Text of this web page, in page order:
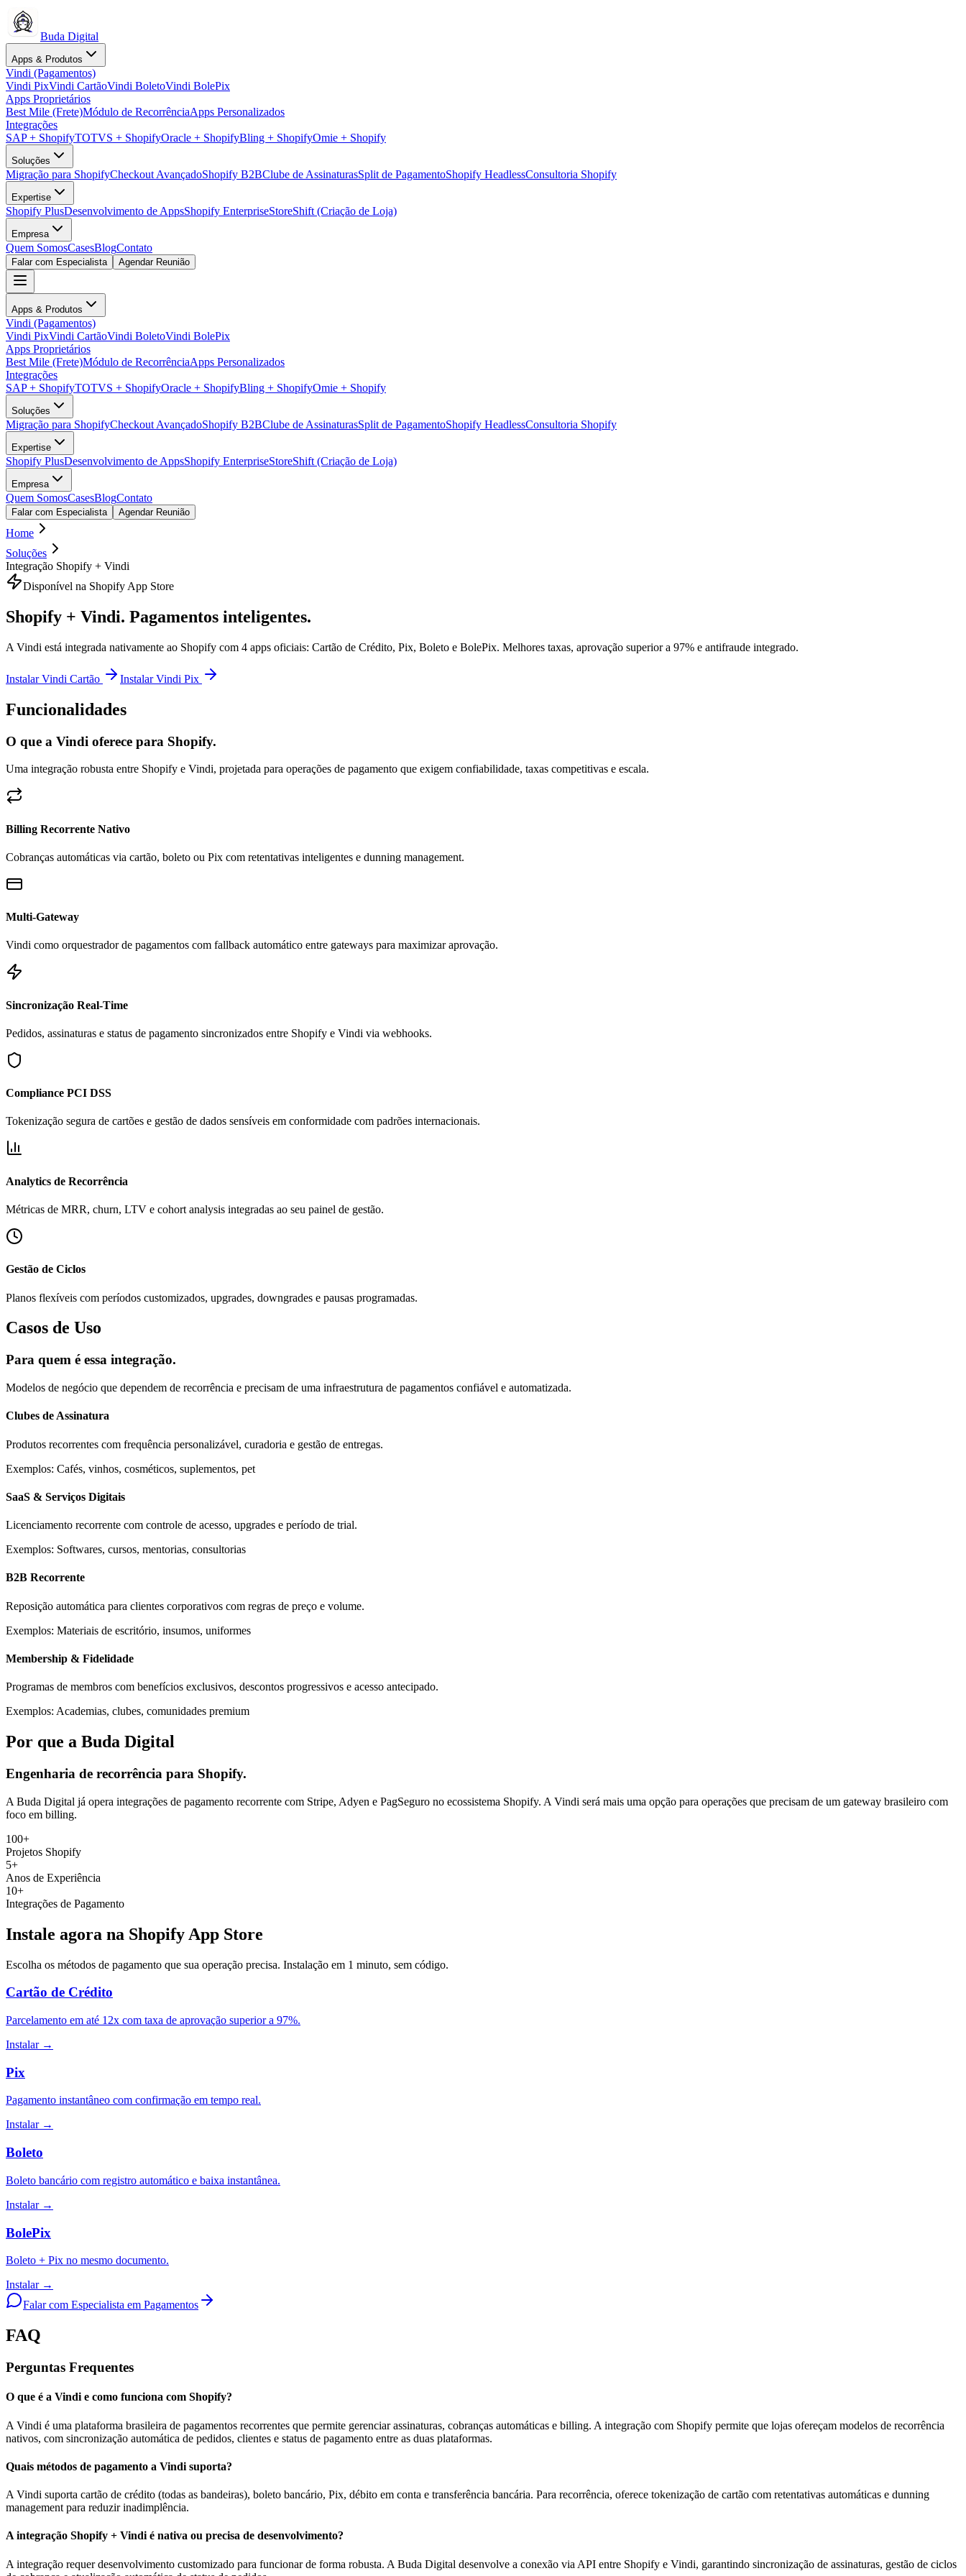
Buda Digital
Apps & Produtos
Vindi (Pagamentos)
Vindi PixVindi CartãoVindi BoletoVindi BolePix
Apps Proprietários
Best Mile (Frete)Módulo de RecorrênciaApps Personalizados
Integrações
SAP + ShopifyTOTVS + ShopifyOracle + ShopifyBling + ShopifyOmie + Shopify
Soluções
Migração para ShopifyCheckout AvançadoShopify B2BClube de AssinaturasSplit de PagamentoShopify HeadlessConsultoria Shopify
Expertise
Shopify PlusDesenvolvimento de AppsShopify EnterpriseStoreShift (Criação de Loja)
Empresa
Quem SomosCasesBlogContato
Falar com Especialista Agendar Reunião
Apps & Produtos
Vindi (Pagamentos)
Vindi PixVindi CartãoVindi BoletoVindi BolePix
Apps Proprietários
Best Mile (Frete)Módulo de RecorrênciaApps Personalizados
Integrações
SAP + ShopifyTOTVS + ShopifyOracle + ShopifyBling + ShopifyOmie + Shopify
Soluções
Migração para ShopifyCheckout AvançadoShopify B2BClube de AssinaturasSplit de PagamentoShopify HeadlessConsultoria Shopify
Expertise
Shopify PlusDesenvolvimento de AppsShopify EnterpriseStoreShift (Criação de Loja)
Empresa
Quem SomosCasesBlogContato
Falar com Especialista Agendar Reunião
Home
Soluções
Integração Shopify + Vindi
Disponível na Shopify App Store
Shopify + Vindi. Pagamentos inteligentes.
A Vindi está integrada nativamente ao Shopify com 4 apps oficiais: Cartão de Crédito, Pix, Boleto e BolePix. Melhores taxas, aprovação superior a 97% e antifraude integrado.
Instalar Vindi Cartão Instalar Vindi Pix
Funcionalidades
O que a Vindi oferece para Shopify.
Uma integração robusta entre Shopify e Vindi, projetada para operações de pagamento que exigem confiabilidade, taxas competitivas e escala.
Billing Recorrente Nativo
Cobranças automáticas via cartão, boleto ou Pix com retentativas inteligentes e dunning management.
Multi-Gateway
Vindi como orquestrador de pagamentos com fallback automático entre gateways para maximizar aprovação.
Sincronização Real-Time
Pedidos, assinaturas e status de pagamento sincronizados entre Shopify e Vindi via webhooks.
Compliance PCI DSS
Tokenização segura de cartões e gestão de dados sensíveis em conformidade com padrões internacionais.
Analytics de Recorrência
Métricas de MRR, churn, LTV e cohort analysis integradas ao seu painel de gestão.
Gestão de Ciclos
Planos flexíveis com períodos customizados, upgrades, downgrades e pausas programadas.
Casos de Uso
Para quem é essa integração.
Modelos de negócio que dependem de recorrência e precisam de uma infraestrutura de pagamentos confiável e automatizada.
Clubes de Assinatura
Produtos recorrentes com frequência personalizável, curadoria e gestão de entregas.
Exemplos: Cafés, vinhos, cosméticos, suplementos, pet
SaaS & Serviços Digitais
Licenciamento recorrente com controle de acesso, upgrades e período de trial.
Exemplos: Softwares, cursos, mentorias, consultorias
B2B Recorrente
Reposição automática para clientes corporativos com regras de preço e volume.
Exemplos: Materiais de escritório, insumos, uniformes
Membership & Fidelidade
Programas de membros com benefícios exclusivos, descontos progressivos e acesso antecipado.
Exemplos: Academias, clubes, comunidades premium
Por que a Buda Digital
Engenharia de recorrência para Shopify.
A Buda Digital já opera integrações de pagamento recorrente com Stripe, Adyen e PagSeguro no ecossistema Shopify. A Vindi será mais uma opção para operações que precisam de um gateway brasileiro com
foco em billing.
100+
Projetos Shopify
5+
Anos de Experiência
10+
Integrações de Pagamento
Instale agora na Shopify App Store
Escolha os métodos de pagamento que sua operação precisa. Instalação em 1 minuto, sem código.
Cartão de Crédito
Parcelamento em até 12x com taxa de aprovação superior a 97%.
Instalar →
Pix
Pagamento instantâneo com confirmação em tempo real.
Instalar →
Boleto
Boleto bancário com registro automático e baixa instantânea.
Instalar →
BolePix
Boleto + Pix no mesmo documento.
Instalar →
Falar com Especialista em Pagamentos
FAQ
Perguntas Frequentes
O que é a Vindi e como funciona com Shopify?
A Vindi é uma plataforma brasileira de pagamentos recorrentes que permite gerenciar assinaturas, cobranças automáticas e billing. A integração com Shopify permite que lojas ofereçam modelos de recorrência
nativos, com sincronização automática de pedidos, clientes e status de pagamento entre as duas plataformas.
Quais métodos de pagamento a Vindi suporta?
A Vindi suporta cartão de crédito (todas as bandeiras), boleto bancário, Pix, débito em conta e transferência bancária. Para recorrência, oferece tokenização de cartão com retentativas automáticas e dunning
management para reduzir inadimplência.
A integração Shopify + Vindi é nativa ou precisa de desenvolvimento?
A integração requer desenvolvimento customizado para funcionar de forma robusta. A Buda Digital desenvolve a conexão via API entre Shopify e Vindi, garantindo sincronização de assinaturas, gestão de ciclos